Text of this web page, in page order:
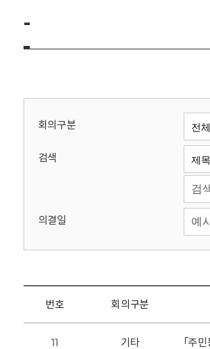
위
회
-
회의구분
검색
의결일
번호 회의구분
11 기타 「주